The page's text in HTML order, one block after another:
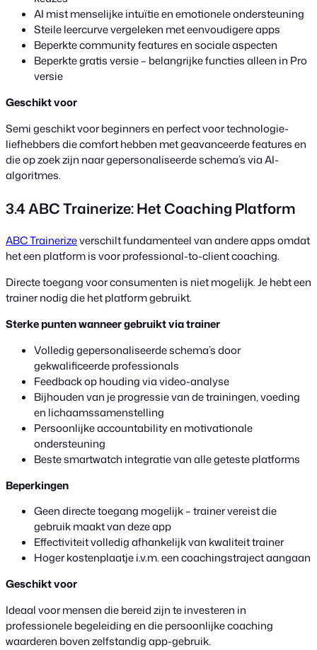
AI mist menselijke intuïtie en emotionele ondersteuning
Steile leercurve vergeleken met eenvoudigere apps
Beperkte community features en sociale aspecten
Beperkte gratis versie – belangrijke functies alleen in Pro
versie
Geschikt voor
Semi geschikt voor beginners en perfect voor technologie-
liefhebbers die comfort hebben met geavanceerde features en
die op zoek zijn naar gepersonaliseerde schema’s via AI-
algoritmes.
3.4 ABC Trainerize: Het Coaching Platform
ABC Trainerizeverschilt fundamenteel van andere apps omdat
het een platform is voor professional-to-client coaching.
Directe toegang voor consumenten is niet mogelijk. Je hebt een
trainer nodig die het platform gebruikt.
Sterke punten wanneer gebruikt via trainer
Volledig gepersonaliseerde schema’s door
gekwalificeerde professionals
Feedback op houding via video-analyse
Bijhouden van je progressie van de trainingen, voeding
en lichaamssamenstelling
Persoonlijke accountability en motivationale
ondersteuning
Beste smartwatch integratie van alle geteste platforms
Beperkingen
Geen directe toegang mogelijk – trainer vereist die
gebruik maakt van deze app
Effectiviteit volledig afhankelijk van kwaliteit trainer
Hoger kostenplaatje i.v.m. een coachingstraject aangaan
Geschikt voor
Ideaal voor mensen die bereid zijn te investeren in
professionele begeleiding en die persoonlijke coaching
waarderen boven zelfstandig app-gebruik.